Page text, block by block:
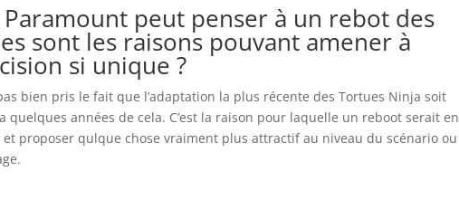
peut penser à un rebot des
sont les raisons pouvant amener à
si unique ?
bien pris le fait que l’adaptation la plus récente des Tortues Ninja soit
quelques années de cela. C’est la raison pour laquelle un reboot serait en
proposer qulque chose vraiment plus attractif au niveau du scénario ou